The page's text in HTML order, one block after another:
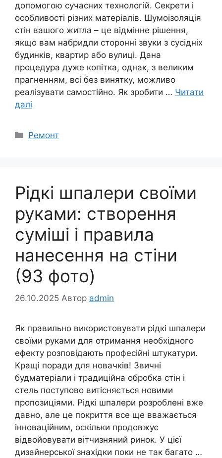
допомогою сучасних технологій. Секрети і
особливості різних матеріалів. Шумоізоляція
стін вашого житла – це відмінне рішення,
якщо вам набридли сторонні звуки з сусідніх
будинків, квартир або вулиці. Дана
процедура дуже копітка, однак, з великим
прагненням, всі без винятку, можливо
реалізувати самостійно. Як зробити … Читати
далі
Категорії
Ремонт
Рідкі шпалери своїми
руками: створення
суміші і правила
нанесення на стіни
(93 фото)
26.10.2025 Автор admin
Як правильно використовувати рідкі шпалери
своїми руками для отримання необхідного
ефекту розповідають професійні штукатури.
Кращі поради для новачків! Звичні
будматеріали і традиційна обробка стін і
стель поступово витісняється новими
пропозиціями. Рідкі шпалери розроблені вже
давно, але це покриття все ще вважається
інноваційним, оскільки продовжує
відвойовувати вітчизняний ринок. У цієї
дизайнерської знахідки поки не так багато …